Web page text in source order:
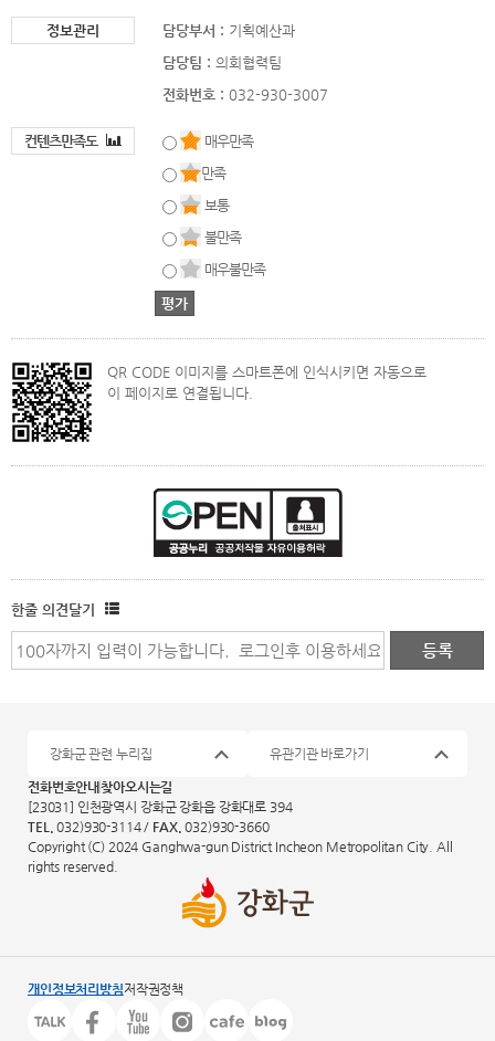
정보관리 담당부서 : 기획예산과
담당팀 : 의회협력팀
전화번호 : 032-930-3007
컨텐츠만족도
매우만족
만족
보통
불만족
매우불만족
QR CODE 이미지를 스마트폰에 인식시키면 자동으로
이 페이지로 연결됩니다.
한줄 의견달기
전화번호안내 찾아오시는길
[23031] 인천광역시 강화군 강화읍 강화대로 394
TEL.
032)930-3114 / FAX. 032)930-3660
Copyright (C) 2024 Ganghwa-gun District Incheon Metropolitan City. All
rights reserved.
강화군 관련 누리집 유관기관 바로가기
개인정보처리방침저작권정책